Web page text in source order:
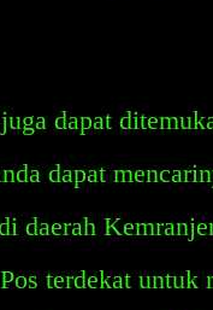
dapat
dapat
daerah
terdekat untuk